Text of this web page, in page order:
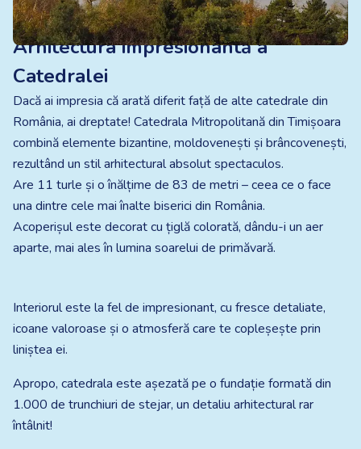
Arhitectura impresionantă a
Catedralei
Dacă ai impresia că arată diferit față de alte catedrale din
România, ai dreptate! Catedrala Mitropolitană din Timișoara
combină elemente bizantine, moldovenești și brâncovenești,
rezultând un stil arhitectural absolut spectaculos.
Are 11 turle și o înălțime de 83 de metri – ceea ce o face
una dintre cele mai înalte biserici din România.
Acoperișul este decorat cu țiglă colorată, dându-i un aer
aparte, mai ales în lumina soarelui de primăvară.
Interiorul este la fel de impresionant, cu fresce detaliate,
icoane valoroase și o atmosferă care te copleșește prin
liniștea ei.
Apropo, catedrala este așezată pe o fundație formată din
1.000 de trunchiuri de stejar, un detaliu arhitectural rar
întâlnit!